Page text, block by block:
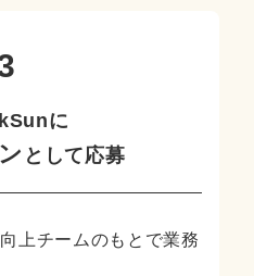
に
として応募
上チームのもとで業務